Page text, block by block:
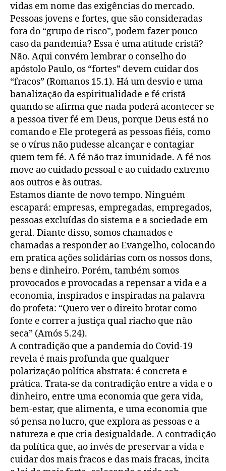
vidas em nome das exigências do mercado.
Pessoas jovens e fortes, que são consideradas
fora do “grupo de risco”, podem fazer pouco
caso da pandemia? Essa é uma atitude cristã?
Não. Aqui convém lembrar o conselho do
apóstolo Paulo, os “fortes” devem cuidar dos
“fracos” (Romanos 15.1). Há um desvio e uma
banalização da espiritualidade e fé cristã
quando se afirma que nada poderá acontecer se
a pessoa tiver fé em Deus, porque Deus está no
comando e Ele protegerá as pessoas fiéis, como
se o vírus não pudesse alcançar e contagiar
quem tem fé. A fé não traz imunidade. A fé nos
move ao cuidado pessoal e ao cuidado extremo
aos outros e às outras.
Estamos diante de novo tempo. Ninguém
escapará: empresas, empregadas, empregados,
pessoas excluídas do sistema e a sociedade em
geral. Diante disso, somos chamados e
chamadas a responder ao Evangelho, colocando
em pratica ações solidárias com os nossos dons,
bens e dinheiro. Porém, também somos
provocados e provocadas a repensar a vida e a
economia, inspirados e inspiradas na palavra
do profeta: “Quero ver o direito brotar como
fonte e correr a justiça qual riacho que não
seca” (Amós 5.24).
A contradição que a pandemia do Covid-19
revela é mais profunda que qualquer
polarização política abstrata: é concreta e
prática. Trata-se da contradição entre a vida e o
dinheiro, entre uma economia que gera vida,
bem-estar, que alimenta, e uma economia que
só pensa no lucro, que explora as pessoas e a
natureza e que cria desigualdade. A contradição
da política que, ao invés de preservar a vida e
cuidar dos mais fracos e das mais fracas, incita